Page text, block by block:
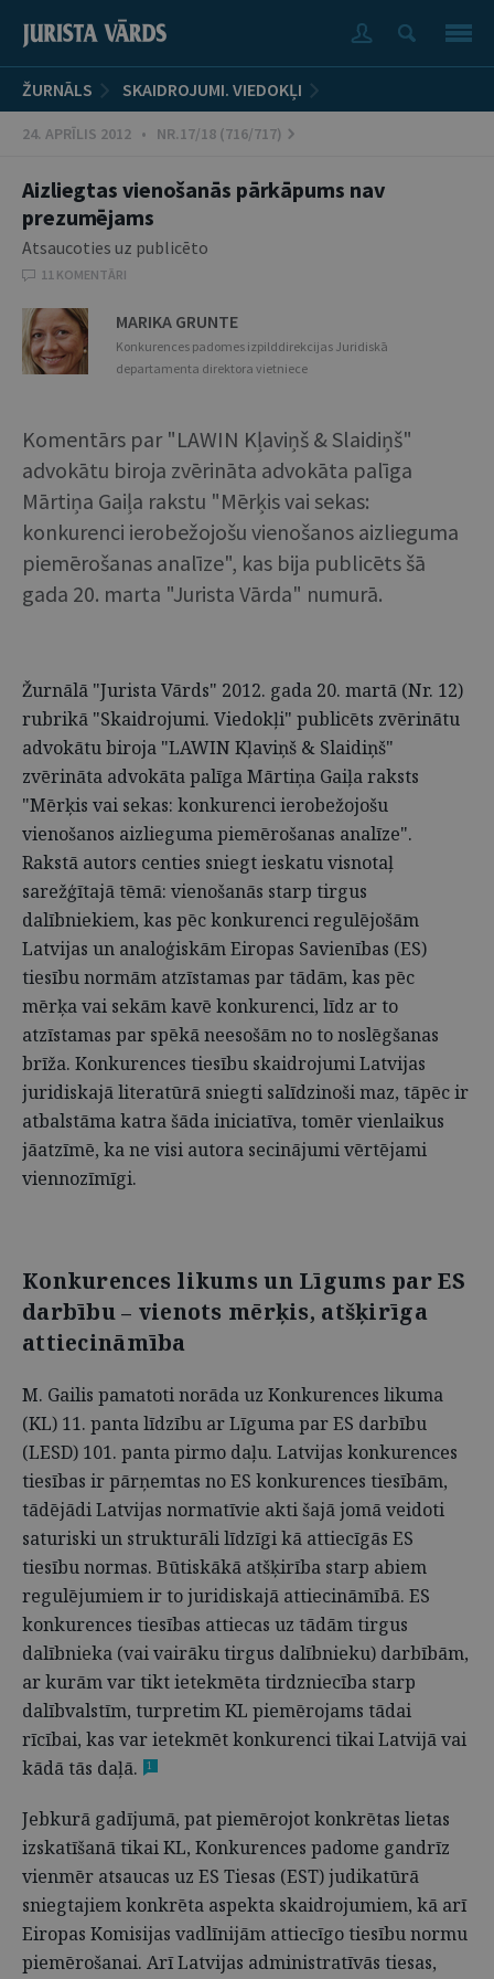
ŽURNĀLS SKAIDROJUMI. VIEDOKĻI
24. APRĪLIS 2012 • NR.17/18 (716/717)
Aizliegtas vienošanās pārkāpums nav
prezumējams
Atsaucoties uz publicēto
11 KOMENTĀRI
MARIKA GRUNTE
Konkurences padomes izpilddirekcijas Juridiskā
departamenta direktora vietniece
Komentārs par "LAWIN Kļaviņš & Slaidiņš"
advokātu biroja zvērināta advokāta palīga
Mārtiņa Gaiļa rakstu "Mērķis vai sekas:
konkurenci ierobežojošu vienošanos aizlieguma
piemērošanas analīze", kas bija publicēts šā
gada 20. marta "Jurista Vārda" numurā.
Žurnālā "Jurista Vārds" 2012. gada 20. martā (Nr. 12)
rubrikā "Skaidrojumi. Viedokļi" publicēts zvērinātu
advokātu biroja "LAWIN Kļaviņš & Slaidiņš"
zvērināta advokāta palīga Mārtiņa Gaiļa raksts
"Mērķis vai sekas: konkurenci ierobežojošu
vienošanos aizlieguma piemērošanas analīze".
Rakstā autors centies sniegt ieskatu visnotaļ
sarežģītajā tēmā: vienošanās starp tirgus
dalībniekiem, kas pēc konkurenci regulējošām
Latvijas un analoģiskām Eiropas Savienības (ES)
tiesību normām atzīstamas par tādām, kas pēc
mērķa vai sekām kavē konkurenci, līdz ar to
atzīstamas par spēkā neesošām no to noslēgšanas
brīža. Konkurences tiesību skaidrojumi Latvijas
juridiskajā literatūrā sniegti salīdzinoši maz, tāpēc ir
atbalstāma katra šāda iniciatīva, tomēr vienlaikus
jāatzīmē, ka ne visi autora secinājumi vērtējami
viennozīmīgi.
Konkurences likums un Līgums par ES
darbību– vienots mērķis, atšķirīga
attiecināmība
M. Gailis pamatoti norāda uz Konkurences likuma
(KL) 11. panta līdzību ar Līguma par ES darbību
(LESD) 101. panta pirmo daļu. Latvijas konkurences
tiesības ir pārņemtas no ES konkurences tiesībām,
tādējādi Latvijas normatīvie akti šajā jomā veidoti
saturiski un strukturāli līdzīgi kā attiecīgās ES
tiesību normas. Būtiskākā atšķirība starp abiem
regulējumiem ir to juridiskajā attiecināmībā. ES
konkurences tiesības attiecas uz tādām tirgus
dalībnieka (vai vairāku tirgus dalībnieku) darbībām,
ar kurām var tikt ietekmēta tirdzniecība starp
dalībvalstīm, turpretim KL piemērojams tādai
rīcībai, kas var ietekmēt konkurenci tikai Latvijā vai
kādā tās daļā.
1
Jebkurā gadījumā, pat piemērojot konkrētas lietas
izskatīšanā tikai KL, Konkurences padome gandrīz
vienmēr atsaucas uz ES Tiesas (EST) judikatūrā
sniegtajiem konkrēta aspekta skaidrojumiem, kā arī
Eiropas Komisijas vadlīnijām attiecīgo tiesību normu
piemērošanai. Arī Latvijas administratīvās tiesas,